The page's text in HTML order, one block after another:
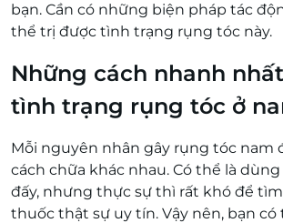
bạn. Cần có những biện pháp tác
thể trị được tình trạng rụng tóc này.
Những cách nhanh
tình trạng rụng tóc ở
Mỗi nguyên nhân gây rụng tóc nam
cách chữa khác nhau. Có thể là
đấy, nhưng thực sự thì rất khó để
thuốc thật sự uy tín. Vậy nên, bạn